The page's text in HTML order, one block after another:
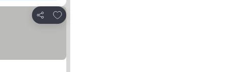
Compartir
Agregar a favoritos